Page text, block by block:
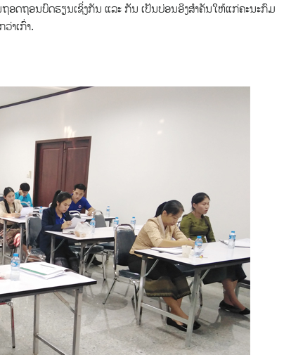
ອດຖອນບົດຮຽນເຊິ່ງກັນ ແລະ ກັນ ເປັນບ່ອນອີງສໍາຄັນໃຫ້ແກ່ຄະນະກົມ
າເກົ່າ.